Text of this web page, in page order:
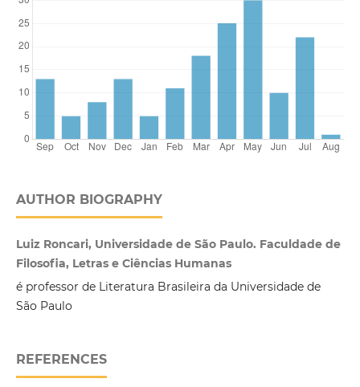
AUTHOR BIOGRAPHY
Luiz Roncari, Universidade de São Paulo. Faculdade de
Filosofia, Letras e Ciências Humanas
é professor de Literatura Brasileira da Universidade de
São Paulo
REFERENCES